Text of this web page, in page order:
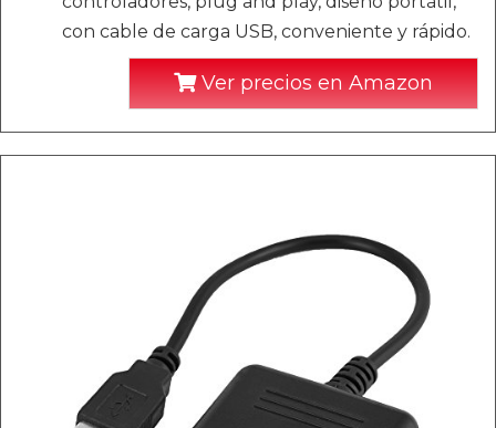
con cable de carga USB, conveniente y rápido.
Ver precios en Amazon